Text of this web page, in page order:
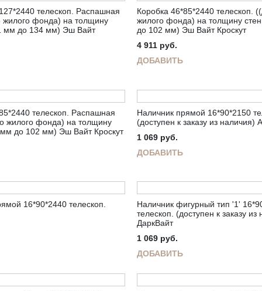
телескоп. Распашная
жилого фонда) на толщину
мм до 134 мм) Эш Вайт
Коробка 46*85*2440 телескоп.
жилого фонда) на толщину
до 102 мм) Эш Вайт Кроскут
4 911 руб.
ДОБАВИТЬ
телескоп. Распашная
жилого фонда) на толщину
до 102 мм) Эш Вайт Кроскут
Наличник прямой 16*90*2150
(доступен к заказу из наличия)
1 069 руб.
ДОБАВИТЬ
16*90*2440 телескоп.
Наличник фигурный тип '1'
телескоп. (доступен к заказу из
ДаркВайт
1 069 руб.
ДОБАВИТЬ